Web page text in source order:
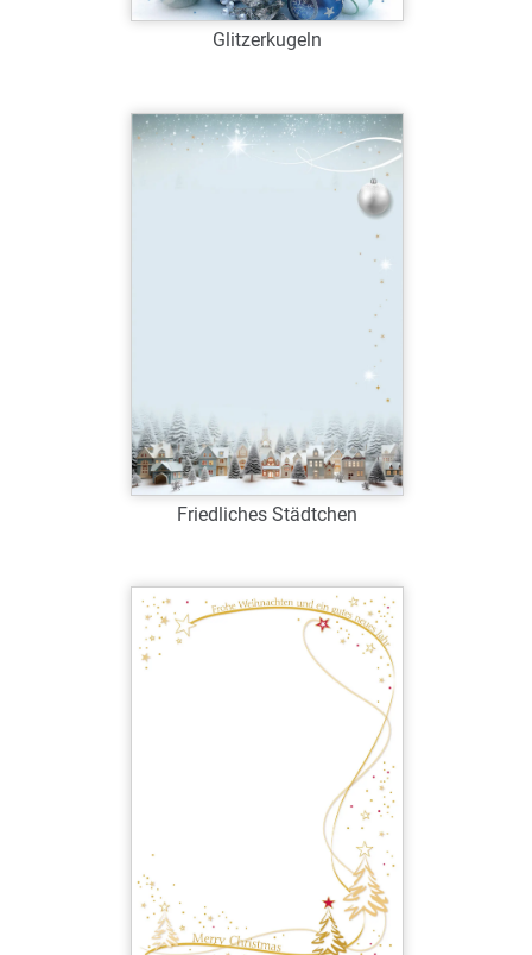
Glitzerkugeln
Art.-Nr.: W39075
Verfügbar
Zum Merkzettel hinzufügen
Friedliches Städtchen
Art.-Nr.: W38768
Verfügbar
Zum Merkzettel hinzufügen